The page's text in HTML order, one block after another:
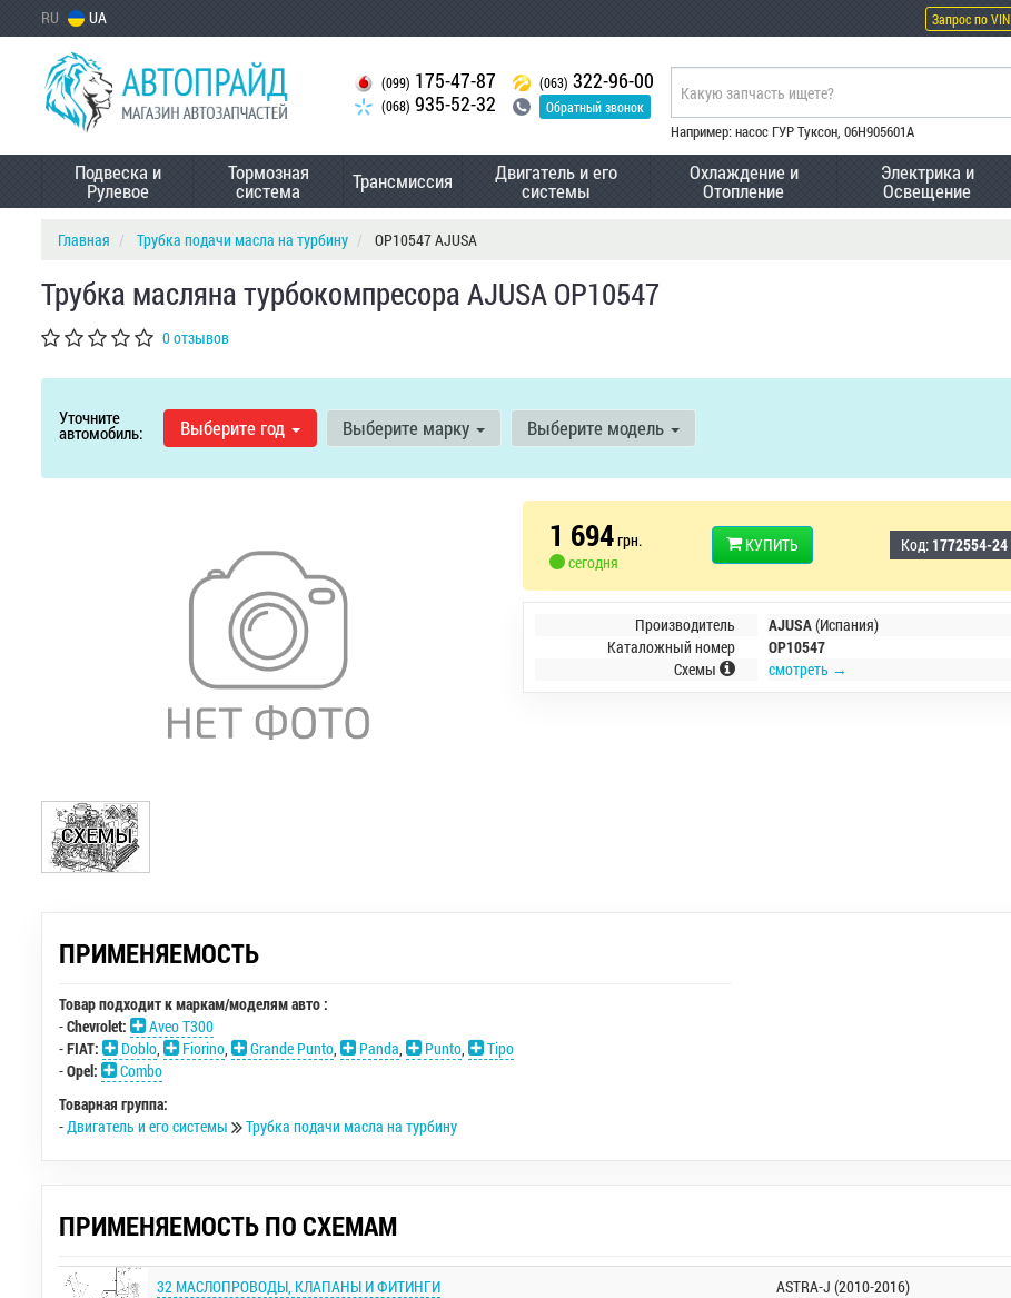
RU UA Запрос по VIN
(099) 175-47-87
(068) 935-52-32
(063) 322-96-00
Обратный звонок
Например: насос ГУР Туксон, 06H905601A
Подвеска и
Рулевое
Тормозная
система Трансмиссия Двигатель и его
системы
Охлаждение и
Отопление
Электрика и
Освещение
Главная Трубка подачи масла на турбину OP10547 AJUSA
Трубка масляна турбокомпресора AJUSA OP10547
0 отзывов
Уточните
автомобиль: Выберите год Выберите марку Выберите модель
1 694грн.
сегодня
КУПИТЬ Код: 1772554-24
Производитель AJUSA(Испания)
Каталожный номер
OP10547
Схемы
смотреть →
ПРИМЕНЯЕМОСТЬ
Товар подходит к маркам/моделям авто :
-Chevrolet:
Aveo T300
-FIAT: Doblo Fiorino Grande Punto Panda Punto
Tipo
-Opel:
Combo
Товарная группа:
- Двигатель и его системы Трубка подачи масла на турбину
ПРИМЕНЯЕМОСТЬ ПО СХЕМАМ
32 МАСЛОПРОВОДЫ, КЛАПАНЫ И ФИТИНГИ ASTRA-J (2010-2016)